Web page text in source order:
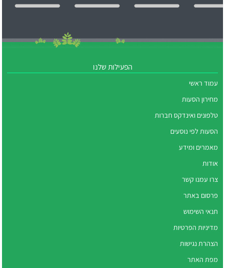
הפעילות שלנו
עמוד ראשי
מחירון הסעות
טלפונים ואינדקס חברות
הסעות לפי נוסעים
מאמרים ומידע
אודות
צרו עמנו קשר
פרסום באתר
תנאי השימוש
מדיניות הפרטיות
הצהרת נגישות
מפת האתר